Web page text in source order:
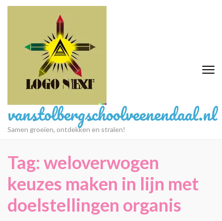
Ga
vanstolbergschoolveenendaal.nl
Samen groeien, ontdekken en stralen!
Tag: weloverwogen
keuzes maken in lijn met
doelstellingen organis